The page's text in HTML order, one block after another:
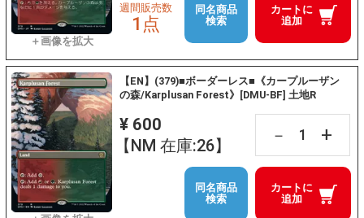
カートに
追加
週間販売数
1点
同名商品
検索
【EN】(379)■ボーダーレス■《カープルーザン
の森/Karplusan Forest》[DMU-BF] 土地R
¥ 600
【NM 在庫:26】
－ +
カートに
追加
同名商品
検索